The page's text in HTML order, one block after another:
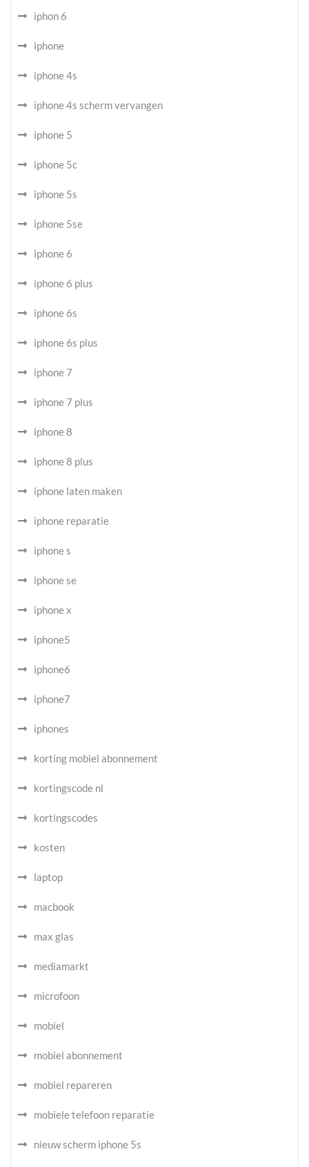
iphon 6
iphone
iphone 4s
iphone 4s scherm vervangen
iphone 5
iphone 5c
iphone 5s
iphone 5se
iphone 6
iphone 6 plus
iphone 6s
iphone 6s plus
iphone 7
iphone 7 plus
iphone 8
iphone 8 plus
iphone laten maken
iphone reparatie
iphone s
iphone se
iphone x
iphone5
iphone6
iphone7
iphones
korting mobiel abonnement
kortingscode nl
kortingscodes
kosten
laptop
macbook
max glas
mediamarkt
microfoon
mobiel
mobiel abonnement
mobiel repareren
mobiele telefoon reparatie
nieuw scherm iphone 5s